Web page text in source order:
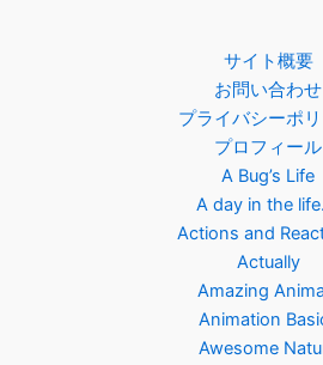
サイト概要
お問い合わせ
プライバシーポ
プロフィール
A Bug’s Life
A day in the
Actions and
Actually
Amazing
Animation
Awesome